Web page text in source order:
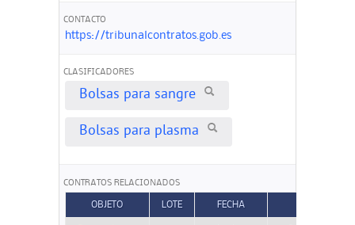
CONTACTO
https://tribunalcontratos.gob.es
CLASIFICADORES
Bolsas para sangre
Bolsas para plasma
CONTRATOS RELACIONADOS
OBJETO LOTE FECHA